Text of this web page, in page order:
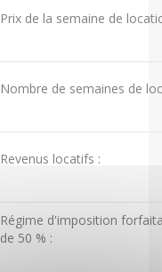
Prix de la semaine de
Nombre de semaines de
Revenus locatifs :
Régime d'imposition
de 50 % :